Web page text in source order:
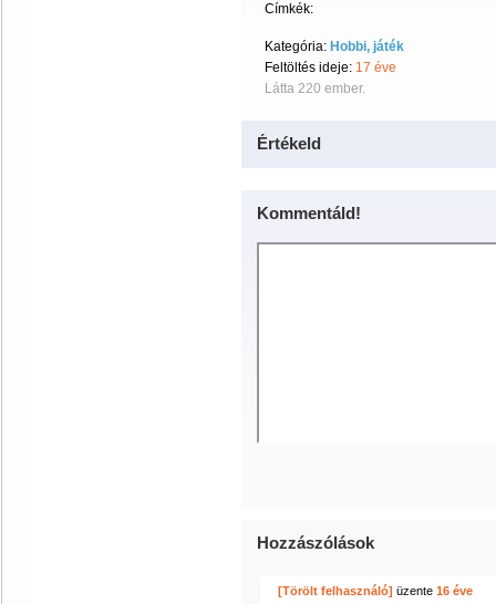
Címkék:
Kategória: Hobbi, játék
Feltöltés ideje: 17 éve
Látta 220 ember.
Értékeld
Kommentáld!
Hozzászólások
[Törölt felhasználó] üzente 16 éve